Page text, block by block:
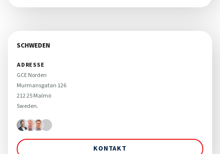
SCHWEDEN
ADRESSE
GCE Norden
Murmansgatan 126
212 25 Malmö
Sweden.
KONTAKT